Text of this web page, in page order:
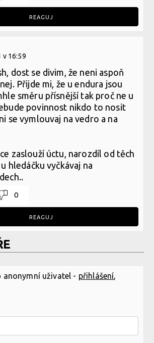
REAGUJ
v 16:59
dost se divim, že neni aspoň
Přijde mi, že u endura jsou
směru přísnější tak proč ne u
povinnost nikdo to nosit
se vymlouvaj na vedro a na
zaslouží úctu, narozdíl od těch
hledáčku vyčkávaj na
0
REAGUJ
anonymní uživatel - přihlášení,